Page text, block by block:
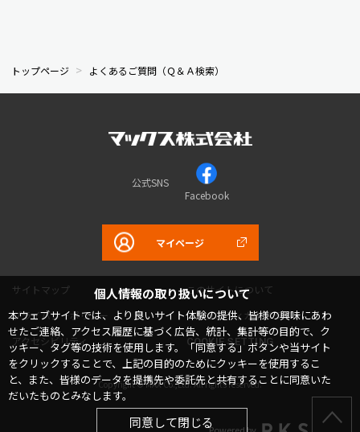
個人情報の取り扱いについて
本ウェブサイトでは、より良いサイト体験の提供、皆様の興味にあわ
せたご連絡、アクセス履歴に基づく広告、統計、集計等の目的で、ク
ッキー、タグ等の技術を使用します。「同意する」ボタンや当サイト
をクリックすることで、上記の目的のためにクッキーを使用するこ
と、また、皆様のデータを提携先や委託先と共有することに同意いた
だいたものとみなします。
同意して閉じる
トップページ よくあるご質問（Ｑ＆Ａ検索）
公式SNS
Facebook
マイページ
サイトマップ
このサイトについて
プライバシーポリシー
コミュニティガイドライン
アクセシビリティ
COOKIE SETTING
Copyright © MAX Co.,Ltd. All rights reserved.